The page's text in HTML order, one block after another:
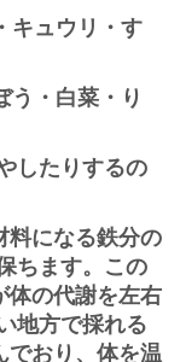
キュウリ・す
う・白菜・り
したりするの
料になる鉄分の
ちます。この
体の代謝を左右
地方で採れる
でおり、体を温